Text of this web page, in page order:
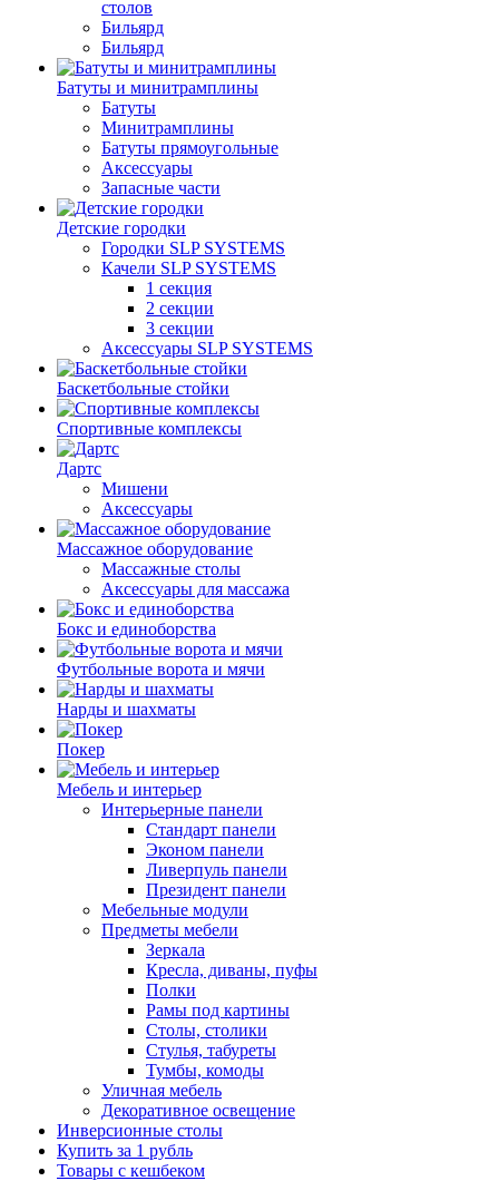
столов
Бильяpд
Бильяpд
Батуты и минитрамплины
Батуты
Минитрамплины
Батуты прямоугольные
Аксессуары
Запасные части
Детские городки
Городки SLP SYSTEMS
Качели SLP SYSTEMS
1 секция
2 секции
3 секции
Аксессуары SLP SYSTEMS
Баскетбольные стойки
Спортивные комплексы
Дартс
Мишени
Аксессуары
Массажное оборудование
Массажные столы
Аксессуары для массажа
Бокс и единоборства
Футбольные ворота и мячи
Нарды и шахматы
Покер
Мебель и интерьер
Интерьерные панели
Стандарт панели
Эконом панели
Ливерпуль панели
Президент панели
Мебельные модули
Предметы мебели
Зеркала
Кресла, диваны, пуфы
Полки
Рамы под картины
Столы, столики
Стулья, табуреты
Тумбы, комоды
Уличная мебель
Декоративное освещение
Инверсионные столы
Купить за 1 рубль
Товары с кешбеком